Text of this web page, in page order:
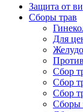
Защита от
Сборы трав
Для
Сбор
Сбор
Сбор
Сборы